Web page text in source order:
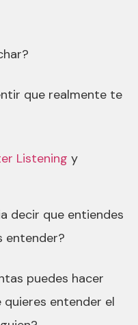
que realmente te
Listening y
decir que entiendes
entender?
puedes hacer
entender el